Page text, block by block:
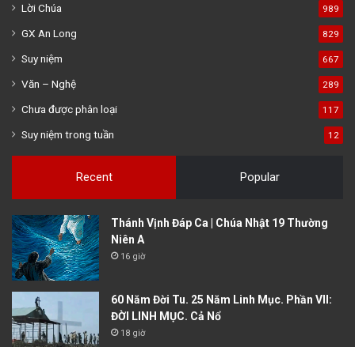
Lời Chúa 989
GX An Long 829
Suy niệm 667
Văn – Nghệ 289
Chưa được phân loại 117
Suy niệm trong tuần 12
Recent Popular
Thánh Vịnh Đáp Ca | Chúa Nhật 19 Thường
Niên A
16 giờ
60 Năm Đời Tu. 25 Năm Linh Mục. Phần VII:
ĐỜI LINH MỤC. Cả Nổ
18 giờ